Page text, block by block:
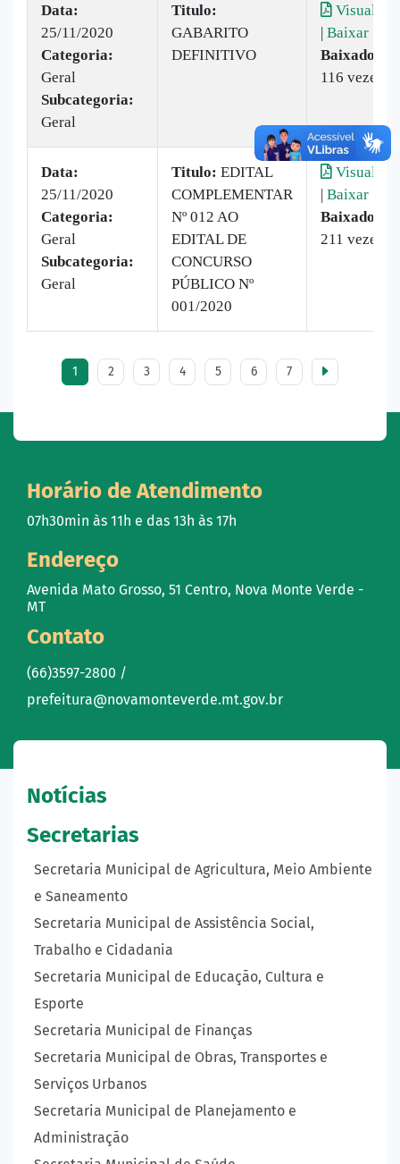
Data:
25/11/2020
Categoria:
Geral
Subcategoria:
Geral
Titulo:
GABARITO
DEFINITIVO
Visualizar
| Baixar
Baixado:
116 vezes
Data:
25/11/2020
Categoria:
Geral
Subcategoria:
Geral
Titulo: ​EDITAL
COMPLEMENTAR
Nº 012 AO
EDITAL DE
CONCURSO
PÚBLICO Nº
001/2020
Visualizar
| Baixar
Baixado:
211 vezes
1 2 3 4 5 6 7
Horário de Atendimento
07h30min às 11h e das 13h às 17h
Endereço
Avenida Mato Grosso, 51 Centro, Nova Monte Verde -
MT
Contato
(66)3597-2800 /
prefeitura@novamonteverde.mt.gov.br
Notícias
Secretarias
Secretaria Municipal de Agricultura, Meio Ambiente
e Saneamento
Secretaria Municipal de Assistência Social,
Trabalho e Cidadania
Secretaria Municipal de Educação, Cultura e
Esporte
Secretaria Municipal de Finanças
Secretaria Municipal de Obras, Transportes e
Serviços Urbanos
Secretaria Municipal de Planejamento e
Administração